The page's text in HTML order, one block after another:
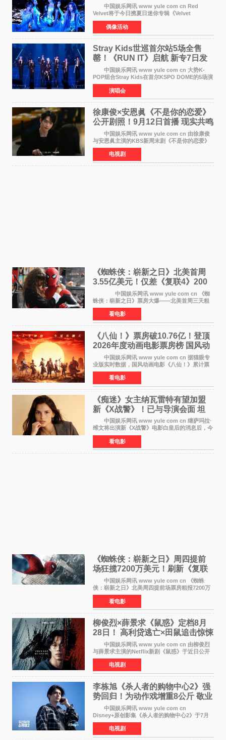
Summer》重启完整体活动
中国娱乐网讯 www yule com cn Red
Velvet将于今日携夏日迷你专辑《Velvet
Summer》时隔2年2个月重启完整体活动。这张
于8月3日发行的专辑，主打柔和成熟氛围的夏日
音乐，收录了成员们想着
偶像活动
Stray Kids世巡首尔站5场全售
罄！《RUN IT》启航 新专7日发
中国娱乐网讯 www yule com cn 大势K-
POP组合Stray Kids在首尔KSPO DOME的5场演
唱会全部售罄，为新世界巡演拉开序幕。据所属
社JYP娱乐透露，Stray Kids于上月25至26日、
29日及本月1至2日
演唱会
徐康俊×安恩眞《不是你的恋爱》
公开剧照！9月12日首播 现实共鸣
罗曼史来袭
中国娱乐网讯 www yule com cn 由徐康俊
与安恩眞主演的KBS新周末剧《不是你的恋爱》
于近日公开首波剧照，正式定档9月12日首
播。 剧照中，徐康俊与安恩眞并肩而坐，眼
神中流露出复杂而微
电视剧
《蜘蛛侠：崭新之日》北美首周
3.55亿美元！仅差《复联4》200
万 影史第二全球开画
中国娱乐网讯 www yule com cn 《蜘
蛛侠：崭新之日》票房大爆——北美首周三天粗
报3 55亿美元，仅比影史最高北美开画《复仇者
联盟4：终局之战》的3 571亿美元少200万出头，
精报调整后仍
看电影
《八仙！》票房破10.76亿！登顶
2026年度动画电影票房榜 国风动
画逆袭暑期档
中国娱乐网讯 www yule com cn 据猫眼专
业版实时数据，国风动画电影《八仙！》累计票
房突破10 76亿元，超过《熊出没·年年有熊》，
暂列2026年度动画影片票房榜冠军。该片自暑期
档登陆院线以
看电影
《痴迷》女主纳瓦雷特有望加盟
新《X战警》！已与导演会面 坦
言“魔形女一直很酷”
中国娱乐网讯 www yule com cn 继萨玛拉·
维文将出演新《X战警》电影白皇后的消息后，今
年暑期档大热恐怖片《痴迷》女主角印达·纳瓦雷
特也有望加盟这部备受瞩目的漫威新作——目前
还处于有
看电影
《蜘蛛侠：崭新之日》周四提前
场狂揽7200万美元！刷新《复联
4》保持影史纪录
中国娱乐网讯 www yule com cn 《蜘蛛
侠：崭新之日》北美周四提前场票房粗报7200万
美元，创下影史单片北美提前场票房新纪录——
此前该纪录由《复仇者联盟4：终局之战》的6000
万美元保持，本
看电影
柳俊烈×薛景求《鼠惑》定档8月
28日！ 高利贷逃亡×田鼠追击惊悚
来袭
中国娱乐网讯 www yule com cn 由柳俊烈
与薛景求主演的Netflix新剧《鼠惑》于近日公开
主海报，正式定档8月28日上线。 海报中，柳
俊烈与薛景求背对背站立，各自朝向相反方向，
幽暗的色调与
电视剧
李栋旭《杀人者的购物中心2》强
势回归！为动作戏增重8公斤 敬业
获赞
中国娱乐网讯 www yule com cn
Disney+原创影集《杀人者的购物中心2》于7月
22日正式上线，由男神李栋旭主演的郑进湾以2 0
完全体强势回归。该剧第一季曾被《纽约时报》
评选为全球最佳影集之一
电视剧